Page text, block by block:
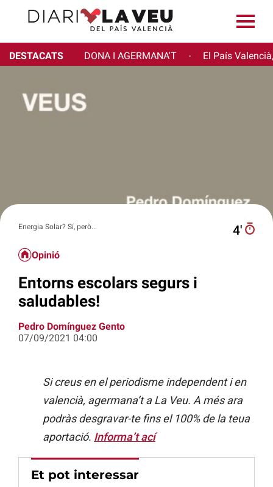
DESTACATS DONA I AGERMANA'T · El País
Energia Solar? Sí, però... 4′
Opinió
Entorns escolars segurs i
saludables!
Pedro Domínguez Gento
07/09/2021 04:00
Si creus en el periodisme independent i en
valencià, agermana’t a La Veu. A més ara
podràs desgravar-te fins el 100% de la teua
aportació. Informa’t ací
Et pot interessar